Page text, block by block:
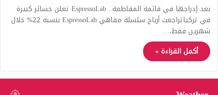
بعد إدراجها في قائمة المقاطعة.. EspressoLab تعلن خسائر كبيرة
في تركياتراجعت أرباح سلسلة مقاهي EspressoLab بنسبة 22% خلال
شهرين فقط،…
أكمل القراءة »